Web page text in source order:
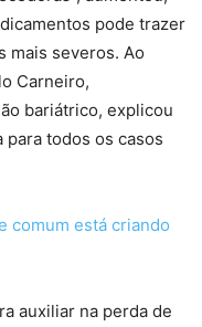
pode trazer
mais severos. Ao
Carneiro,
bariátrico, explicou
para todos os casos
comum está criando
auxiliar na perda de